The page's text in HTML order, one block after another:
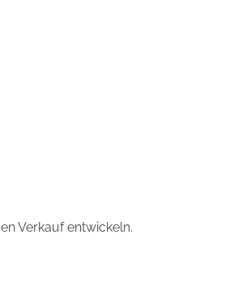
Verkauf entwickeln.